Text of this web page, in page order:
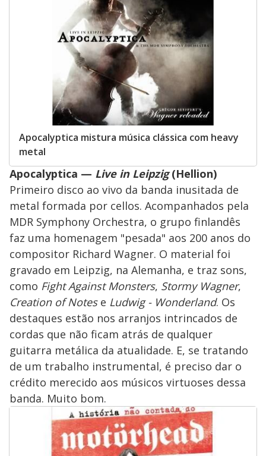
Apocalyptica mistura música clássica com heavy
metal
Apocalyptica — Live in Leipzig(Hellion)
Primeiro disco ao vivo da banda inusitada de
metal formada por cellos. Acompanhados pela
MDR Symphony Orchestra, o grupo finlandês
faz uma homenagem "pesada" aos 200 anos do
compositor Richard Wagner. O material foi
gravado em Leipzig, na Alemanha, e traz sons,
como Fight Against Monsters, Stormy Wagner,
Creation of Notese Ludwig - Wonderland. Os
destaques estão nos arranjos intrincados de
cordas que não ficam atrás de qualquer
guitarra metálica da atualidade. E, se tratando
de um trabalho instrumental, é preciso dar o
crédito merecido aos músicos virtuoses dessa
banda. Muito bom.